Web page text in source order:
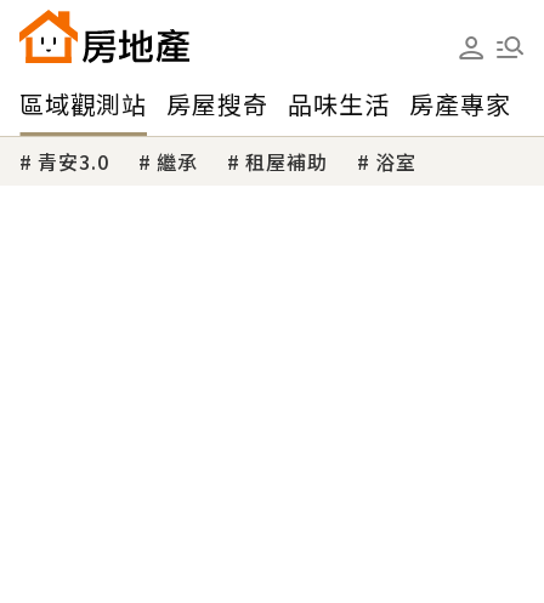
區域觀測站 房屋搜奇 品味生活 房產專家
青安3.0 繼承 租屋補助 浴室